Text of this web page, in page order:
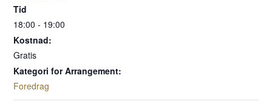
Tid
18:00 - 19:00
Kostnad:
Gratis
Kategori for Arrangement:
Foredrag